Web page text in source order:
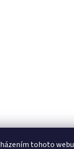
tohoto webu